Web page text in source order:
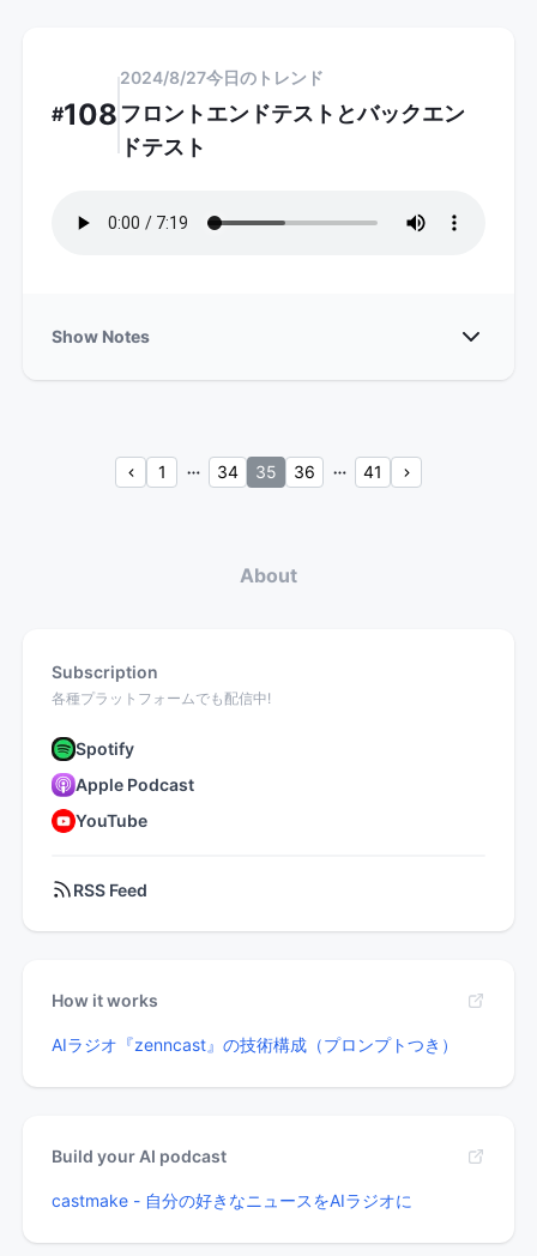
#108
2024/8/27今日のトレンド
フロントエンドテストとバックエン
ドテスト
Show Notes Show
1 34 35 36 41
About
Subscription
各種プラットフォームでも配信中!
Spotify
Apple Podcast
YouTube
RSS Feed
How it works
AIラジオ『zenncast』の技術構成（プロンプトつき）
Build your AI podcast
castmake - 自分の好きなニュースをAIラジオに